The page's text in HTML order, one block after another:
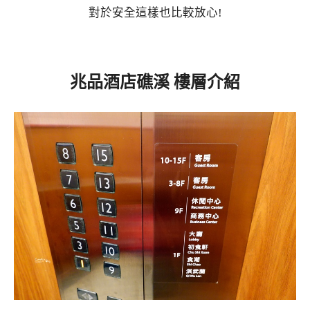
對於安全這樣也比較放心!
兆品酒店礁溪 樓層介紹